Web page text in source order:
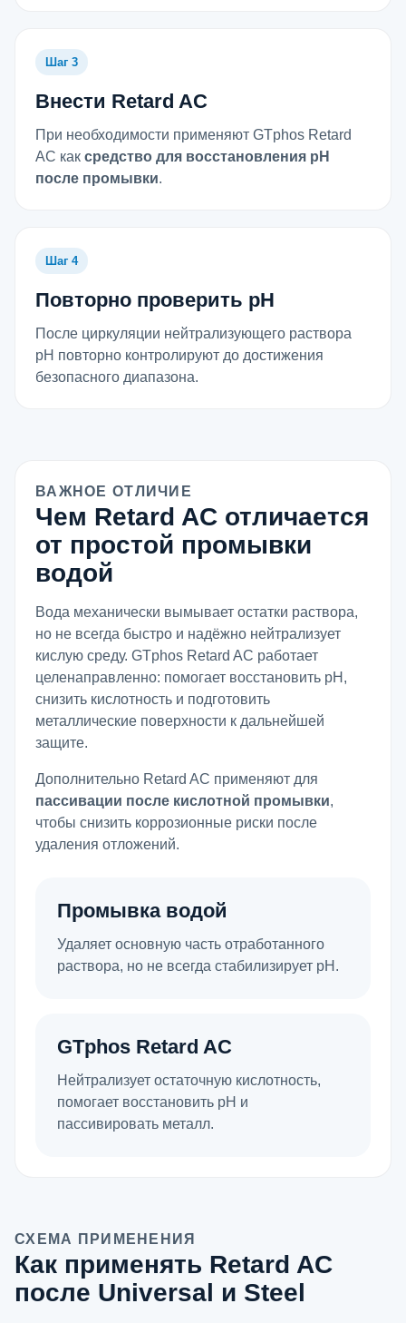
Шаг 3
Внести Retard AC
При необходимости применяют GTphos Retard
AC как средство для восстановления pH
после промывки.
Шаг 4
Повторно проверить pH
После циркуляции нейтрализующего раствора
pH повторно контролируют до достижения
безопасного диапазона.
ВАЖНОЕ ОТЛИЧИЕ
Чем Retard AC отличается
от простой промывки
водой
Вода механически вымывает остатки раствора,
но не всегда быстро и надёжно нейтрализует
кислую среду. GTphos Retard AC работает
целенаправленно: помогает восстановить pH,
снизить кислотность и подготовить
металлические поверхности к дальнейшей
защите.
Дополнительно Retard AC применяют для
пассивации после кислотной промывки,
чтобы снизить коррозионные риски после
удаления отложений.
Промывка водой
Удаляет основную часть отработанного
раствора, но не всегда стабилизирует pH.
GTphos Retard AC
Нейтрализует остаточную кислотность,
помогает восстановить pH и
пассивировать металл.
СХЕМА ПРИМЕНЕНИЯ
Как применять Retard AC
после Universal и Steel